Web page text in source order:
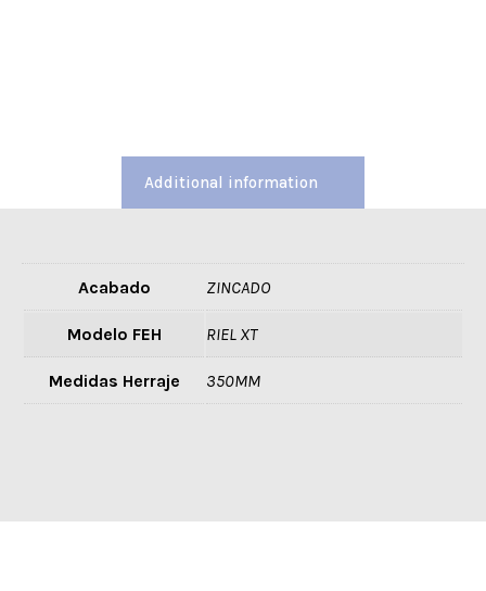
Additional information
Acabado ZINCADO
Modelo FEH RIEL XT
Medidas Herraje 350MM